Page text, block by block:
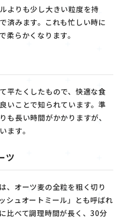
よりも少し大きい粒度を持
済みます。これも忙しい時に
柔らかくなります。
平たくしたもので、快適な食
いことで知られています。準
も長い時間がかかりますが、
ます。
ツ
、オーツ麦の全粒を粗く切り
シュオートミール」とも呼ばれ
比べて調理時間が長く、30分